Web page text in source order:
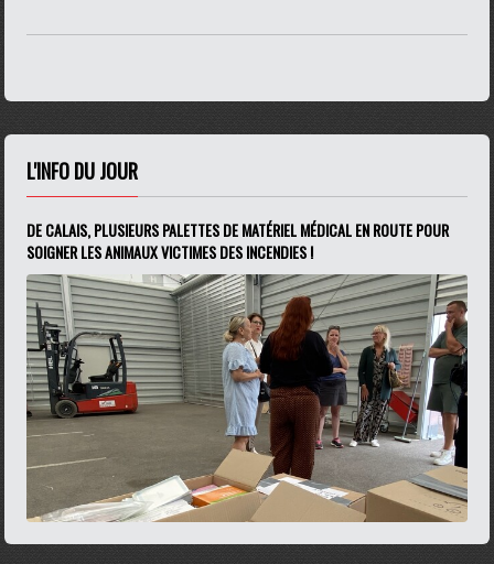
L'INFO DU JOUR
DE CALAIS, PLUSIEURS PALETTES DE MATÉRIEL MÉDICAL EN ROUTE POUR
SOIGNER LES ANIMAUX VICTIMES DES INCENDIES !